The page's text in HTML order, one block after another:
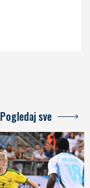
Pogledaj sve